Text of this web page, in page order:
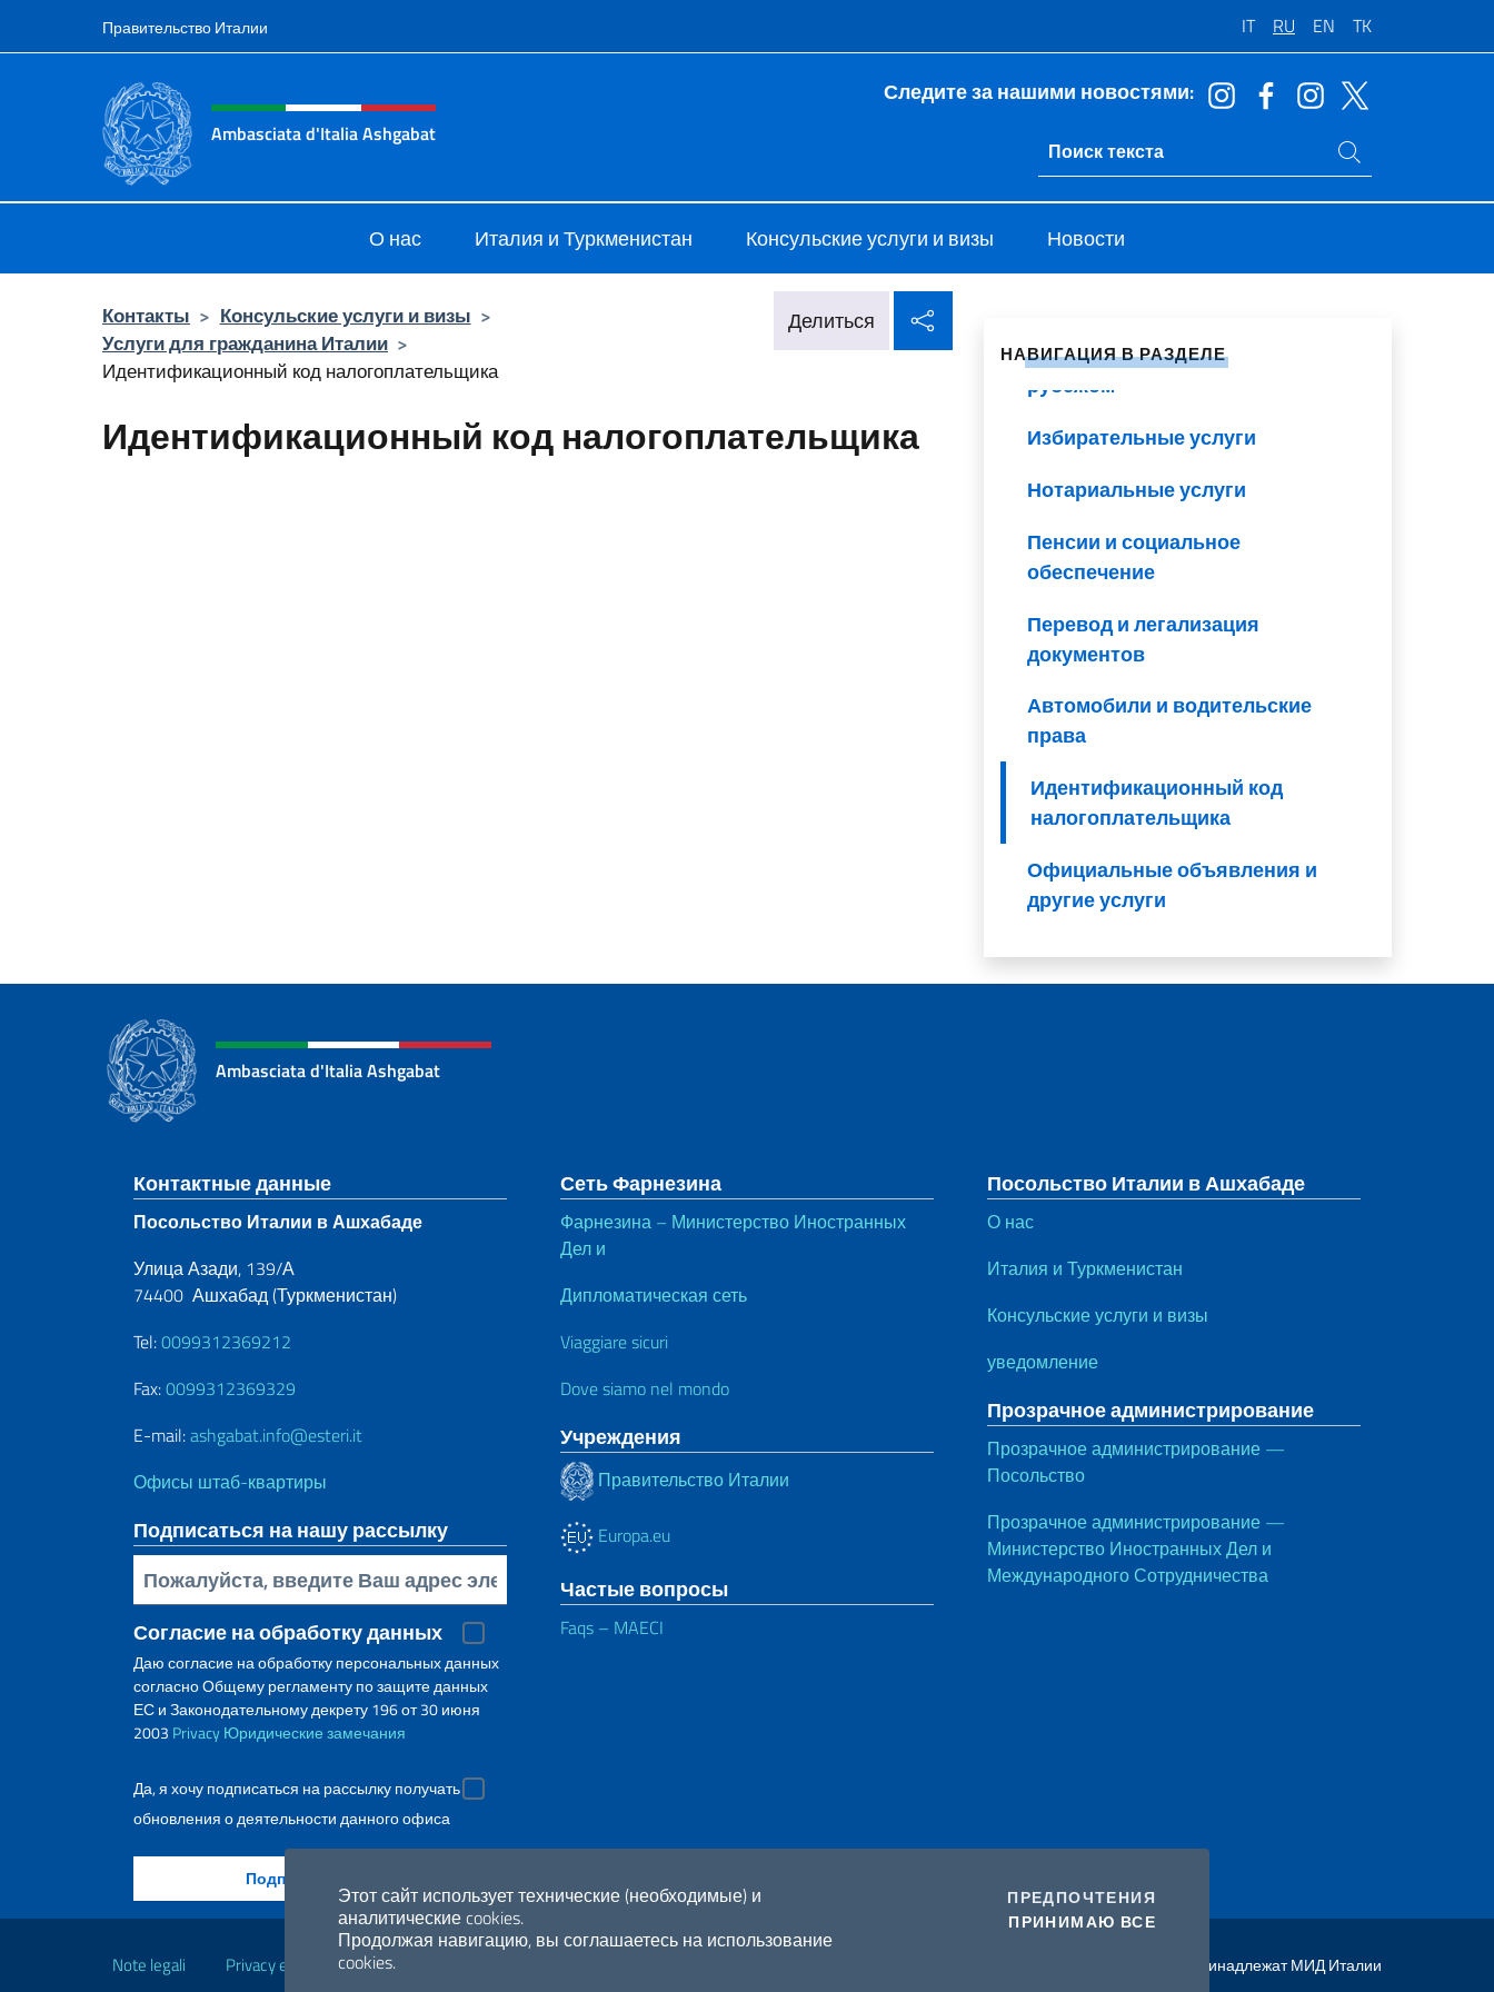
Этот сайт использует технические (необходимые) и
аналитические cookies.
Продолжая навигацию, вы соглашаетесь на использование
cookies.
ПРЕДПОЧТЕНИЯ
ПРИНИМАЮ ВСЕI COOKIES
Правительство Италии IT RU EN TK
Шапка сайта, соцсети и меню
Ambasciata d'Italia Ashgabat
Следите за нашими новостями:
Ricerca sito live
Поиск на сайте
О нас Италия и Туркменистан Консульские услуги и визы Новости
Контакты > Консульские услуги и визы >
Услуги для гражданина Италии >
Идентификационный код налогоплательщика
Делиться
Идентификационный код налогоплательщика
НАВИГАЦИЯ В РАЗДЕЛЕ
Паспорта и удостоверения
Консульский учёт (AIRE)
документы (ЧПД)
Помощь гражданам за
рубежом
Избирательные услуги
Нотариальные услуги
Пенсии и социальное
обеспечение
Перевод и легализация
документов
Автомобили и водительские
права
Идентификационный код
налогоплательщика
Официальные объявления и
другие услуги
Ambasciata d'Italia Ashgabat
Нижний колонтитул
Контактные данные
Посольство Италии в Ашхабаде
Улица Азади, 139/А
74400 Ашхабад (Туркменистан)
Tel:0099312369212
Fax:0099312369329
E-mail:ashgabat.info@esteri.it
Офисы штаб-квартиры
Подписаться на нашу рассылку
Bставьте свой адрес электронной почты
Согласие на обработку данных
Даю согласие на обработку персональных данных
согласно Общему регламенту по защите данных
ЕС и Законодательному декрету 196 от 30 июня
2003 PrivacyЮридические замечания
Да, я хочу подписаться на рассылку получать
обновления о деятельности данного офиса
Сеть Фарнезина
Фарнезина – Министерство Иностранных
Дел и
Дипломатическая сеть
Viaggiare sicuri
Dove siamo nel mondo
Учреждения
Правительство Италии
Europa.eu
Частые вопросы
Faqs – MAECI
Посольство Италии в Ашхабаде
О нас
Италия и Туркменистан
Консульские услуги и визы
уведомление
Прозрачное администрирование
Прозрачное администрирование —
Посольство
Прозрачное администрирование —
Министерство Иностранных Дел и
Международного Сотрудничества
Полезные ссылки
Note legali Privacy e cookie policy 2026 Авторские права принадлежат МИД Италии